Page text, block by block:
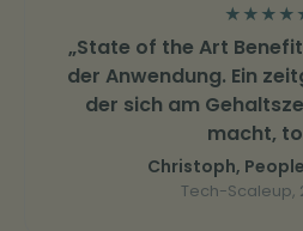
★ ★ ★ ★
„State of the Art
der Anwendung. Ein
der sich am
macht,
Christoph,
Tech-Scaleup,